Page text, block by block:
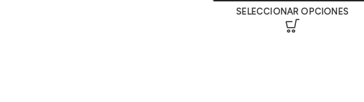
SELECCIONAR OPCIONES